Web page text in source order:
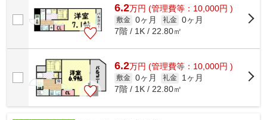
6.2万円 (管理費等：10,000円 )
敷金 0ヶ月 礼金 0ヶ月
7階 / 1K / 22.80㎡
6.2万円 (管理費等：10,000円 )
敷金 0ヶ月 礼金
1ヶ月
7階 / 1K / 22.80㎡